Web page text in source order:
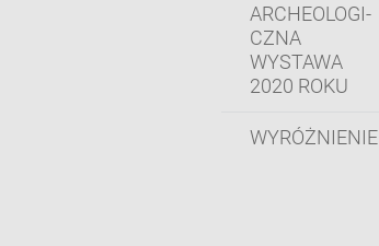
ARCHEOLOGI-
CZNA
WYSTAWA
2020 ROKU
WYRÓŻNIENIE